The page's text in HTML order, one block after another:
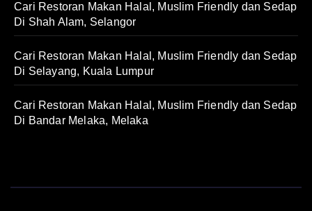
Cari Restoran Makan Halal, Muslim Friendly dan Sedap
Di Shah Alam, Selangor
Cari Restoran Makan Halal, Muslim Friendly dan Sedap
Di Selayang, Kuala Lumpur
Cari Restoran Makan Halal, Muslim Friendly dan Sedap
Di Bandar Melaka, Melaka